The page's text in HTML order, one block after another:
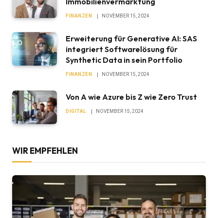
FINANZEN NOVEMBER 15, 2024
Erweiterung für Generative AI: SAS
integriert Softwarelösung für
Synthetic Data in sein Portfolio
FINANZEN NOVEMBER 15, 2024
Von A wie Azure bis Z wie Zero Trust
DIGITAL NOVEMBER 15, 2024
WIR EMPFEHLEN